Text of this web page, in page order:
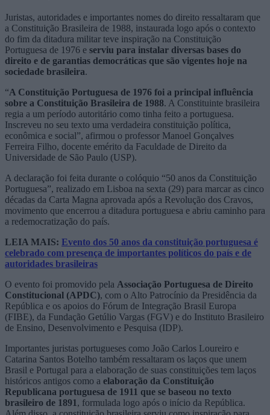
Juristas, autoridades e importantes nomes do direito ressaltaram que
a Constituição Brasileira de 1988, instaurada logo após o contexto
do fim da ditadura militar teve inspiração na Constituição
Portuguesa de 1976 e serviu para instalar diversas bases do
direito e de garantias democráticas que são vigentes hoje na
sociedade brasileira.
“A Constituição Portuguesa de 1976 foi a principal influência
sobre a Constituição Brasileira de 1988. A Constituinte brasileira
regia a um período autoritário como tinha feito a portuguesa.
Inscreveu no seu texto uma verdadeira constituição política,
econômica e social”, afirmou o professor Manoel Gonçalves
Ferreira Filho, docente emérito da Faculdade de Direito da
Universidade de São Paulo (USP).
A declaração foi feita durante o colóquio “50 anos da Constituição
Portuguesa”, realizado em Lisboa na sexta (29) para marcar as cinco
décadas da Carta Magna aprovada após a Revolução dos Cravos,
movimento que encerrou a ditadura portuguesa e abriu caminho para
a redemocratização do país.
LEIA MAIS: Evento dos 50 anos da constituição portuguesa é
celebrado com presença de importantes políticos do país e de
autoridades brasileiras
O evento foi promovido pela Associação Portuguesa de Direito
Constitucional (APDC), com o Alto Patrocínio da Presidência da
República e os apoios do Fórum de Integração Brasil Europa
(FIBE), da Fundação Getúlio Vargas (FGV) e do Instituto Brasileiro
de Ensino, Desenvolvimento e Pesquisa (IDP).
Importantes juristas portugueses como João Carlos Loureiro e
Catarina Santos Botelho também ressaltaram os laços que unem
Brasil e Portugal para a elaboração de suas constituições tem laços
históricos antigos como a elaboração da Constituição
Republicana portuguesa de 1911 que se baseou no texto
brasileiro de 1891 , formulada logo após o início da República.